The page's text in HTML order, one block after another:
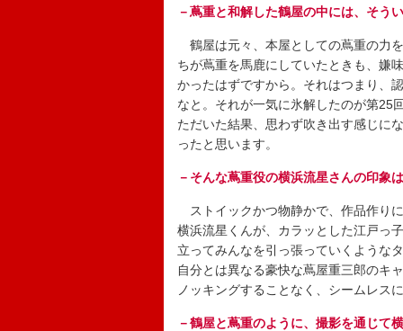
－蔦重と和解した鶴屋の中には、そう
鶴屋は元々、本屋としての蔦重の力
ちが蔦重を馬鹿にしていたときも、嫌
かったはずですから。それはつまり、
なと。それが一気に氷解したのが第25
ただいた結果、思わず吹き出す感じに
ったと思います。
－そんな蔦重役の横浜流星さんの印象
ストイックかつ物静かで、作品作り
横浜流星くんが、カラッとした江戸っ
立ってみんなを引っ張っていくような
自分とは異なる豪快な蔦屋重三郎のキ
ノッキングすることなく、シームレ
－鶴屋と蔦重のように、撮影を通じて